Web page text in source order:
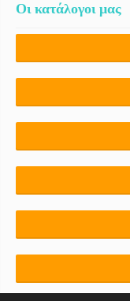
Οι κατάλογοι μας